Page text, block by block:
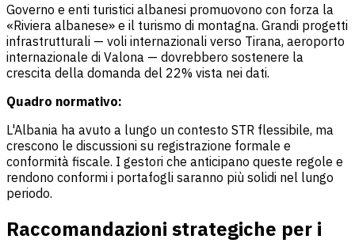
Governo e enti turistici albanesi promuovono con forza la
«Riviera albanese» e il turismo di montagna. Grandi progetti
infrastrutturali — voli internazionali verso Tirana, aeroporto
internazionale di Valona — dovrebbero sostenere la
crescita della domanda del 22% vista nei dati.
Quadro normativo:
L'Albania ha avuto a lungo un contesto STR flessibile, ma
crescono le discussioni su registrazione formale e
conformità fiscale. I gestori che anticipano queste regole e
rendono conformi i portafogli saranno più solidi nel lungo
periodo.
Raccomandazioni strategiche per i